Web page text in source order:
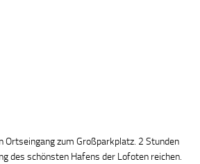
Ortseingang zum Großparkplatz. 2 Stunden
des schönsten Hafens der Lofoten reichen.